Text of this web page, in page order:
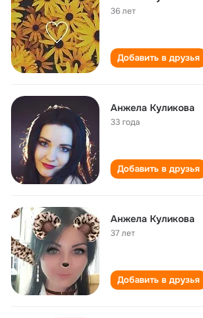
36 лет
Добавить в друзья
Анжела Куликова
33 года
Добавить в друзья
Анжела Куликова
37 лет
Добавить в друзья